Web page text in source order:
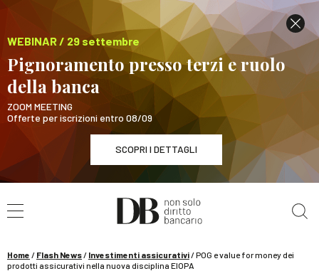
WEBINAR / 29 settembre
Pignoramento presso terzi e ruolo
della banca
ZOOM MEETING
Offerte per iscrizioni entro 08/09
SCOPRI I DETTAGLI
WEBINAR / 29 settembre
Pignoramento presso terzi e ruolo della banca
Home / Flash News/ Investimenti assicurativi/POG e value for money dei
prodotti assicurativi nella nuova disciplina EIOPA